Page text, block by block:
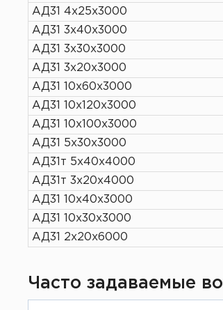
АД31 4х25х3000
АД31 3х40х3000
АД31 3х30х3000
АД31 3х20х3000
АД31 10х60х3000
АД31 10х120х3000
АД31 10х100х3000
АД31 5х30х3000
АД31т 5х40х4000
АД31т 3х20х4000
АД31 10х40х3000
АД31 10х30х3000
АД31 2х20х6000
Часто задаваемые